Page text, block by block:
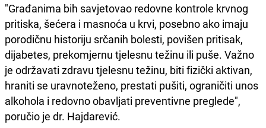
"Građanima bih savjetovao redovne kontrole krvnog
pritiska, šećera i masnoća u krvi, posebno ako imaju
porodičnu historiju srčanih bolesti, povišen pritisak,
dijabetes, prekomjernu tjelesnu težinu ili puše. Važno
je održavati zdravu tjelesnu težinu, biti fizički aktivan,
hraniti se uravnoteženo, prestati pušiti, ograničiti unos
alkohola i redovno obavljati preventivne preglede",
poručio je dr. Hajdarević.